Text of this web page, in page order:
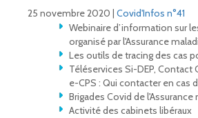
25 novembre 2020 | Covid'Infos n°41
Webinaire d’information sur
organisé par l'Assurance
Les outils de tracing des cas
Téléservices Si-DEP, Contact
e-CPS : Qui contacter en cas
Brigades Covid de l'Assurance
Activité des cabinets libéraux